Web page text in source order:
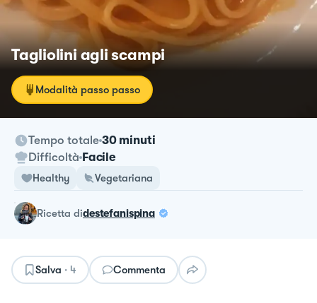
Tagliolini agli scampi
Modalità passo passo
Tempo totale 30 minuti
Difficoltà Facile
Healthy Vegetariana
ricetta didestefanispina
Salva · 4 Commenta